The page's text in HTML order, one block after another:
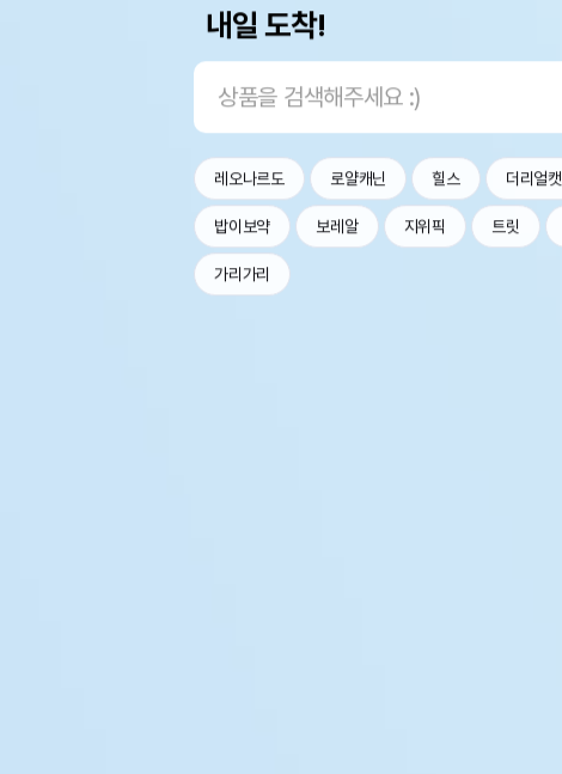
내일 도착!
레오나르도 로얄캐닌 힐스 더리얼캣
밥이보약 보레알 지위픽 트릿
가리가리